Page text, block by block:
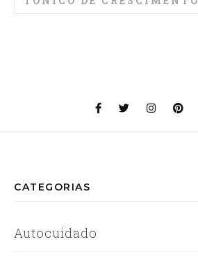
CATEGORIAS
Autocuidado